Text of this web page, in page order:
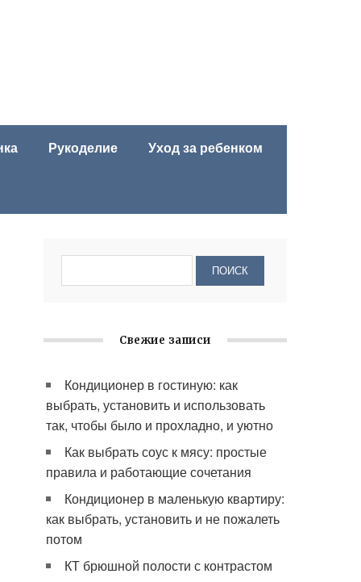
Рукоделие Уход за ребенком
Свежие записи
Кондиционер в гостиную: как
выбрать, установить и использовать
так, чтобы было и прохладно, и уютно
Как выбрать соус к мясу: простые
правила и работающие сочетания
Кондиционер в маленькую квартиру:
как выбрать, установить и не пожалеть
потом
КТ брюшной полости с контрастом